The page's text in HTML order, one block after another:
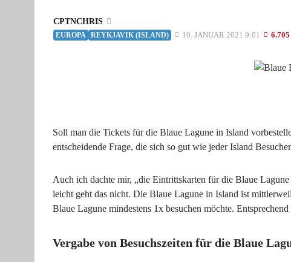
CPTNCHRIS
EUROPA REYKJAVIK (ISLAND) 10. JANUAR 2021 9:01 6.705
Soll man die Tickets für die Blaue Lagune in Island
entscheidende Frage, die sich so gut wie jeder Island
Auch ich dachte mir, „die Eintrittskarten für die Blaue
leicht geht das nicht. Die Blaue Lagune in Island ist
Blaue Lagune mindestens 1x besuchen möchte.
Vergabe von Besuchszeiten für die Blaue